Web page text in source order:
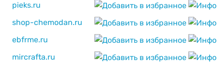
pieks.ru
shop-chemodan.ru
ebfrme.ru
mircrafta.ru